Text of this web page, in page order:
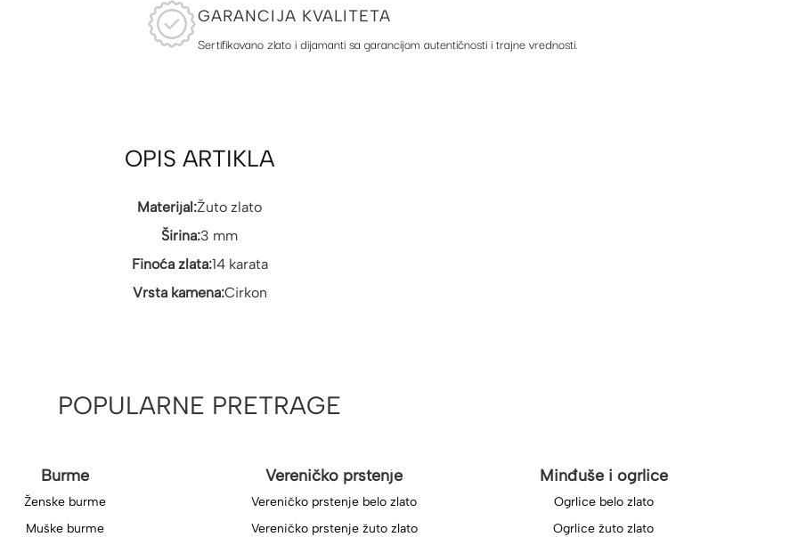
GARANCIJA KVALITETA
Sertifikovano zlato i dijamanti sa garancijom autentičnosti i trajne vrednosti.
OPIS ARTIKLA
Materijal:Žuto zlato
Širina:3 mm
Finoća zlata:14 karata
Vrsta kamena:Cirkon
POPULARNE PRETRAGE
Burme
Ženske burme
Muške burme
Vereničko prstenje
Vereničko prstenje belo zlato
Vereničko prstenje žuto zlato
Minđuše i ogrlice
Ogrlice belo zlato
Ogrlice žuto zlato